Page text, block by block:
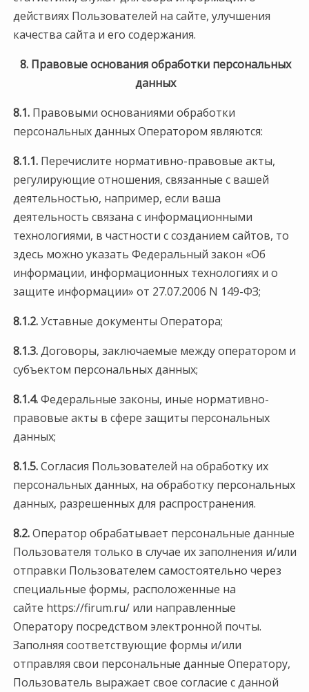
действиях Пользователей на сайте, улучшения
качества сайта и его содержания.
8. Правовые основания обработки персональных
данных
8.1. Правовыми основаниями обработки
персональных данных Оператором являются:
8.1.1. Перечислите нормативно-правовые акты,
регулирующие отношения, связанные с вашей
деятельностью, например, если ваша
деятельность связана с информационными
технологиями, в частности с созданием сайтов, то
здесь можно указать Федеральный закон «Об
информации, информационных технологиях и о
защите информации» от 27.07.2006 N 149-ФЗ;
8.1.2.Уставные документы Оператора;
8.1.3.Договоры, заключаемые между оператором и
субъектом персональных данных;
8.1.4.Федеральные законы, иные нормативно-
правовые акты в сфере защиты персональных
данных;
8.1.5.Согласия Пользователей на обработку их
персональных данных, на обработку персональных
данных, разрешенных для распространения.
8.2.Оператор обрабатывает персональные данные
Пользователя только в случае их заполнения и/или
отправки Пользователем самостоятельно через
специальные формы, расположенные на
сайте https://firum.ru/ или направленные
Оператору посредством электронной почты.
Заполняя соответствующие формы и/или
отправляя свои персональные данные Оператору,
Пользователь выражает свое согласие с данной